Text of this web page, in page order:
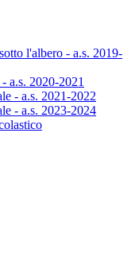
l'albero - a.s. 2019-
a.s. 2020-2021
- a.s. 2021-2022
- a.s. 2023-2024